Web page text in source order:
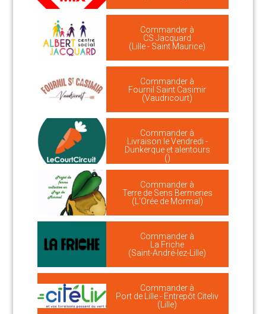
Commander à
CS Jacquard
(Lille - Saint Maurice)
Commander à
Fournil Saint Casimir
(Vaudricourt)
Commander à
Livraison le Vendredi -
Dunkerque et alentours
()
Commander à
Terre de Sens Bermeries
(L'Orée de Mormal)
Commander à
La Friche
(Saint-André-lez-Lille)
Commander à
Port de Lille - Entrepôt Citeliv
(Lille)